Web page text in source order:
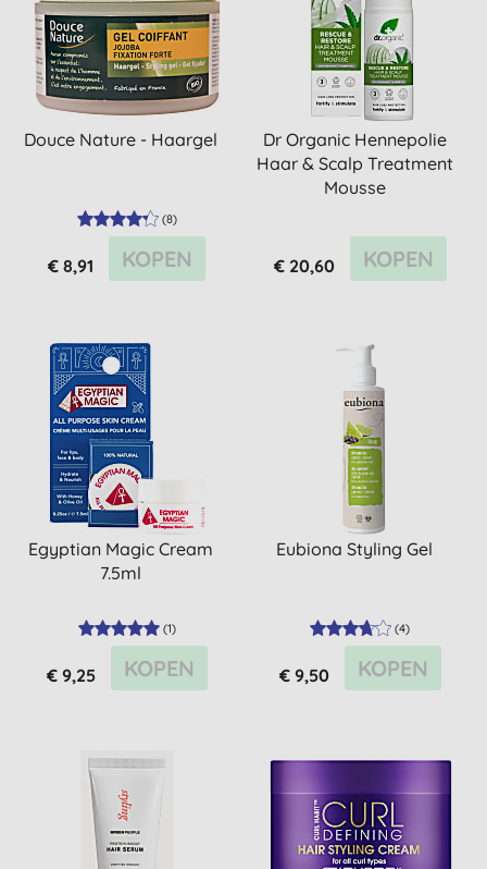
Douce Nature - Haargel
(8)
€ 8,91 KOPEN
Dr Organic Hennepolie
Haar & Scalp Treatment
Mousse
€ 20,60 KOPEN
Egyptian Magic Cream
7.5ml
(1)
€ 9,25 KOPEN
Eubiona Styling Gel
(4)
€ 9,50 KOPEN